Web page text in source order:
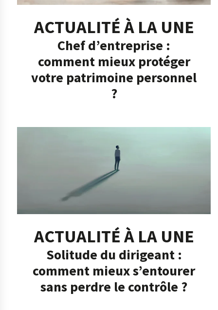
ACTUALITÉ À LA UNE
Chef d’entreprise :
comment mieux protéger
votre patrimoine personnel
?
ACTUALITÉ À LA UNE
Solitude du dirigeant :
comment mieux s’entourer
sans perdre le contrôle ?